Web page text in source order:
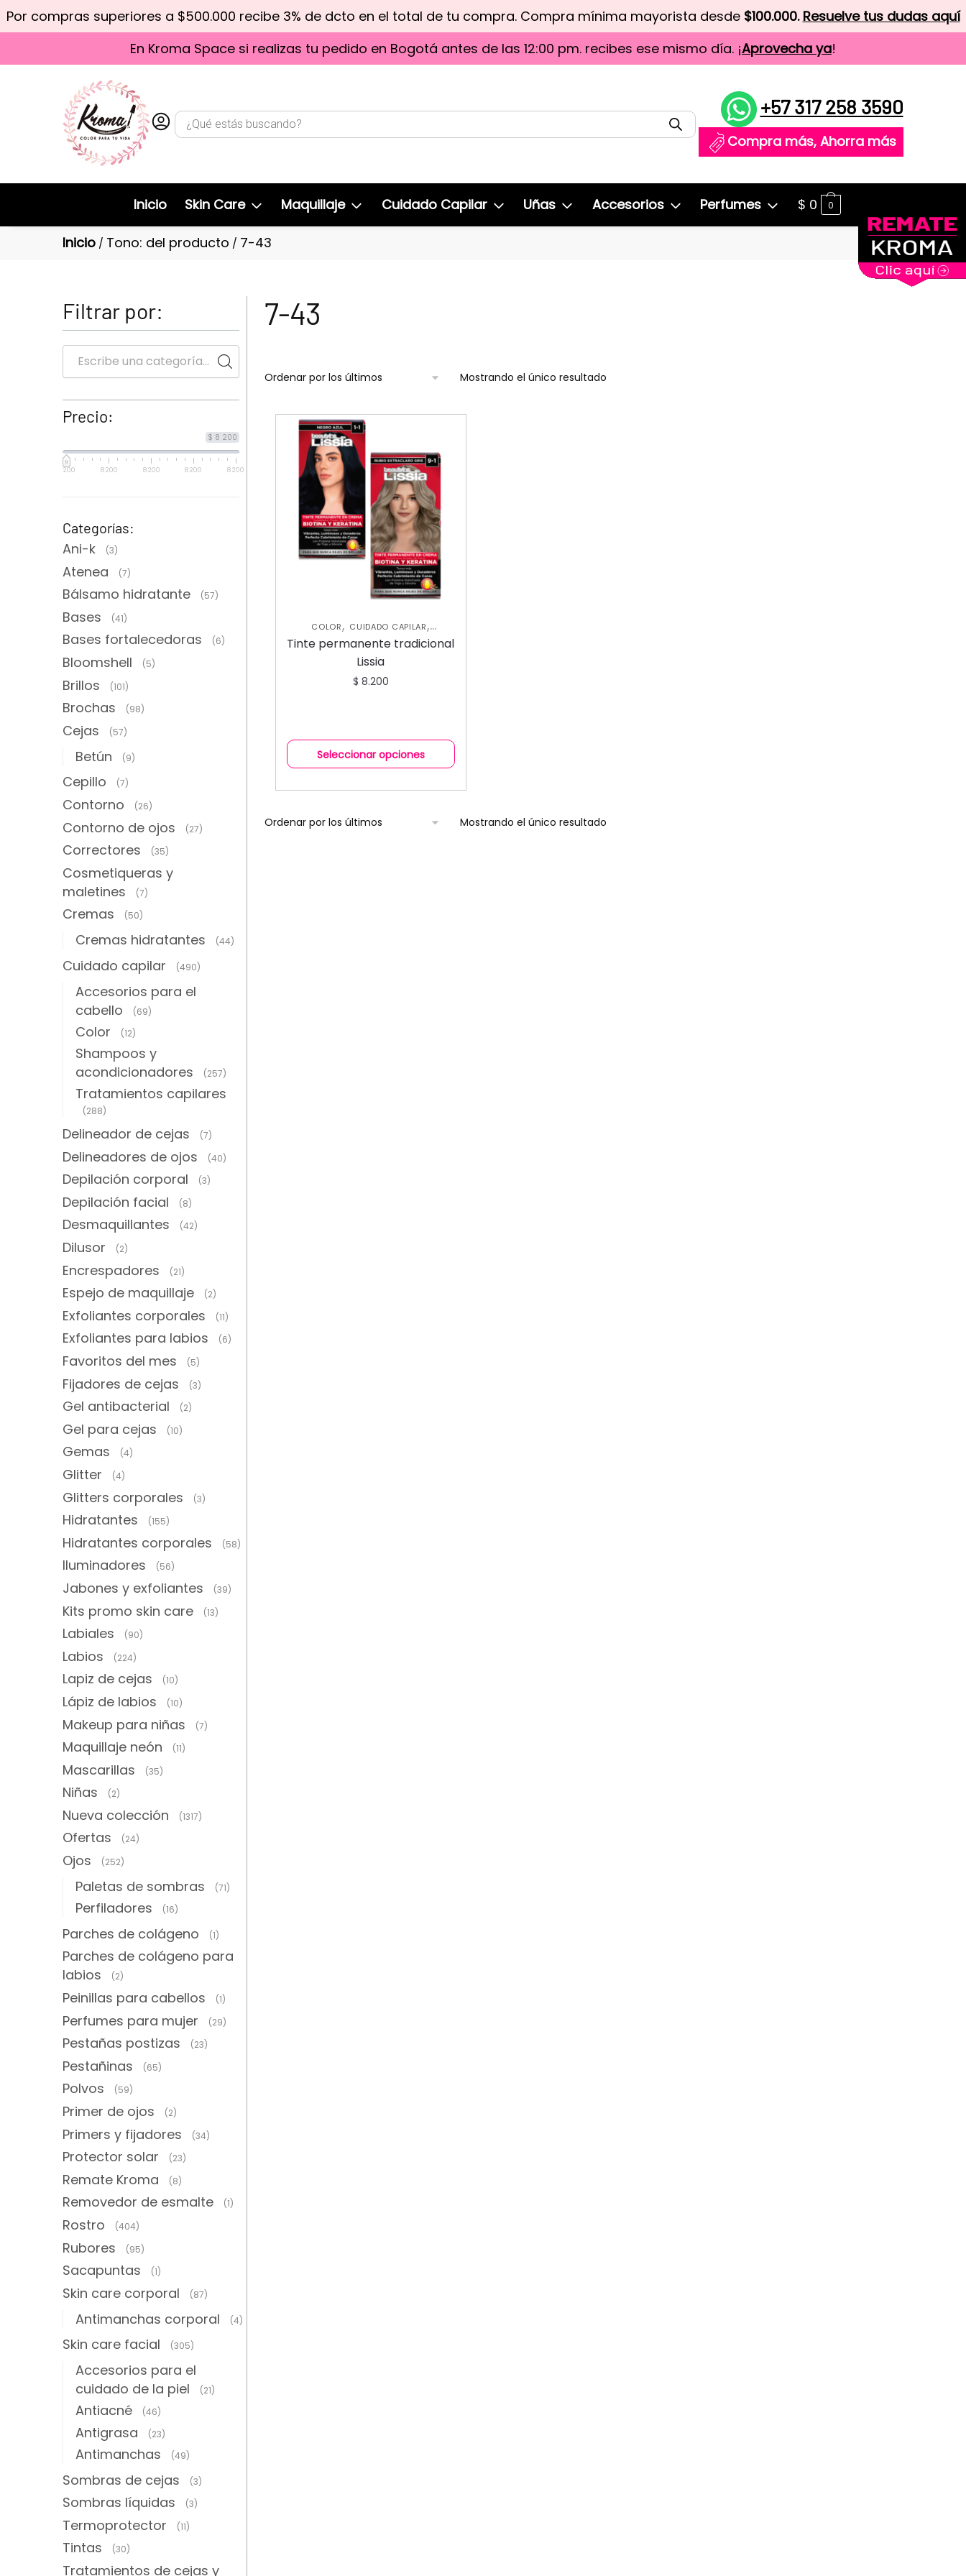
Por compras superiores a $500.000 recibe 3% de dcto en el total de tu compra. Compra mínima mayorista desde $100.000. Resuelve tus dudas aquí
En Kroma Space si realizas tu pedido en Bogotá antes de las 12:00 pm. recibes ese mismo día. ¡Aprovecha ya!
+57 317 258 3590
Compra más, Ahorra más
Inicio Skin Care Maquillaje Cuidado Capilar Uñas Accesorios Perfumes $ 0 0
Inicio / Tono: del producto / 7-43
7-43
Mostrando el único resultado
COLOR, CUIDADO CAPILAR,
TRATAMIENTOS CAPILARES
Tinte permanente tradicional
Lissia
$ 8.200
Seleccionar opciones
Mostrando el único resultado
Filtrar por:
Precio:
$ 8 200
8 200 8 200 8 200 8 200 8 200
Categorías:
Ani-k (3)
Atenea (7)
Bálsamo hidratante (57)
Bases (41)
Bases fortalecedoras (6)
Bloomshell (5)
Brillos (101)
Brochas (98)
Cejas (57)
Betún (9)
Cepillo (7)
Contorno (26)
Contorno de ojos (27)
Correctores (35)
Cosmetiqueras y
maletines
(7)
Cremas (50)
Cremas hidratantes (44)
Cuidado capilar (490)
Accesorios para el
cabello
(69)
Color (12)
Shampoos y
acondicionadores
(257)
Tratamientos capilares
(288)
Delineador de cejas (7)
Delineadores de ojos (40)
Depilación corporal (3)
Depilación facial (8)
Desmaquillantes (42)
Dilusor (2)
Encrespadores (21)
Espejo de maquillaje (2)
Exfoliantes corporales (11)
Exfoliantes para labios (6)
Favoritos del mes (5)
Fijadores de cejas (3)
Gel antibacterial (2)
Gel para cejas (10)
Gemas (4)
Glitter (4)
Glitters corporales (3)
Hidratantes (155)
Hidratantes corporales (58)
Iluminadores (56)
Jabones y exfoliantes (39)
Kits promo skin care (13)
Labiales (90)
Labios (224)
Lapiz de cejas (10)
Lápiz de labios (10)
Makeup para niñas (7)
Maquillaje neón (11)
Mascarillas (35)
Niñas (2)
Nueva colección (1317)
Ofertas (24)
Ojos (252)
Paletas de sombras (71)
Perfiladores (16)
Parches de colágeno (1)
Parches de colágeno para
labios
(2)
Peinillas para cabellos (1)
Perfumes para mujer (29)
Pestañas postizas (23)
Pestañinas (65)
Polvos (59)
Primer de ojos (2)
Primers y fijadores (34)
Protector solar (23)
Remate Kroma (8)
Removedor de esmalte (1)
Rostro (404)
Rubores (95)
Sacapuntas (1)
Skin care corporal (87)
Antimanchas corporal (4)
Skin care facial (305)
Accesorios para el
cuidado de la piel
(21)
Antiacné (46)
Antigrasa (23)
Antimanchas (49)
Sombras de cejas (3)
Sombras líquidas (3)
Termoprotector (11)
Tintas (30)
Tratamientos de cejas y